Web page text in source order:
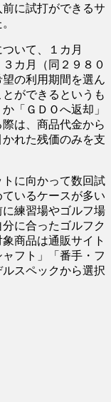
に試打ができるサ
いて、１カ月
カ月（同２９８０
の利用期間を選ん
ができるというも
「ＧＤＯへ返却」
は、商品代金から
れた残価のみを支
に向かって数回試
いるケースが多い
練習場やゴルフ場
に合ったゴルフク
商品は通販サイト
フト」「番手・フ
スペックから選択